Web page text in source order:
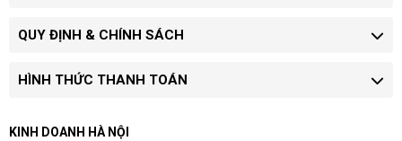
QUY ĐỊNH & CHÍNH SÁCH
HÌNH THỨC THANH TOÁN
KINH DOANH HÀ NỘI